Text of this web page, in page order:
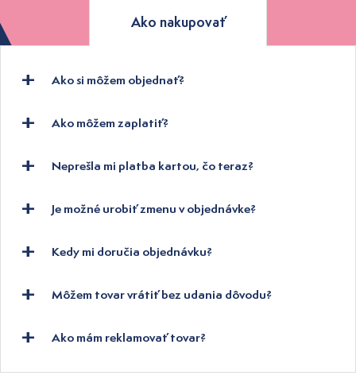
Ako nakupovať
Ako si môžem objednať?
Ako môžem zaplatiť?
Neprešla mi platba kartou, čo teraz?
Je možné urobiť zmenu v objednávke?
Kedy mi doručia objednávku?
Môžem tovar vrátiť bez udania dôvodu?
Ako mám reklamovať tovar?